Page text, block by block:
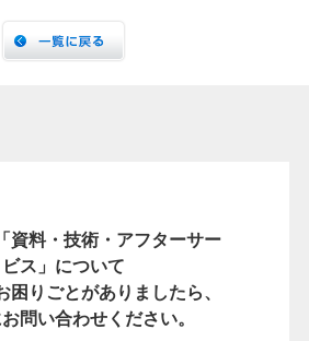
資料・技術・アフターサー
ビス」について
困りごとがありましたら、
問い合わせください。